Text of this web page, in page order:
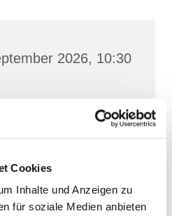
Cookies
Inhalte und Anzeigen zu
für soziale Medien anbieten
2026, 10:30
Stralsund